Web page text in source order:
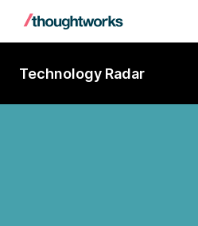
Technology Radar